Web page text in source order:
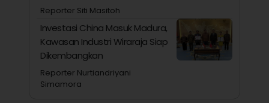
Reporter Siti Masitoh
Investasi China Masuk Madura,
Kawasan Industri Wiraraja Siap
Dikembangkan
Reporter Nurtiandriyani
Simamora